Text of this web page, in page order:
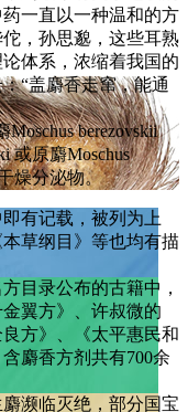
一直以一种温和的方
，孙思邈，这些耳熟
体系，浓缩着我国的
“盖麝香走窜，能通
berezovskii
或原麝Moschus
燥分泌物。
有记载，被列为上
草纲目》等也均有描
目录公布的古籍中，
翼方》、许叔微的
方》、《太平惠民和
麝香方剂共有700余
濒临灭绝，部分国宝